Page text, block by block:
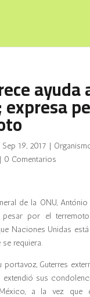
ayuda
Sep 19, 2017 |
| 0 Comentarios
de la ONU, António
pesar por el
Naciones Unidas
requiera.
portavoz, Guterres
sus
a la vez que